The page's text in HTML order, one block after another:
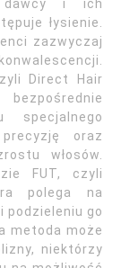
dawcy i ich
łysienie.
zazwyczaj
Direct Hair
specjalnego
oraz
włosów.
FUT, czyli
polega na
podzieleniu go
metoda może
niektórzy